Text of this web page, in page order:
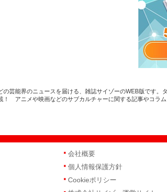
芸能界のニュースを届ける、雑誌サイゾーのWEB版です。
アニメや映画などのサブカルチャーに関する記事やコラム
会社概要
個人情報保護方針
Cookieポリシー